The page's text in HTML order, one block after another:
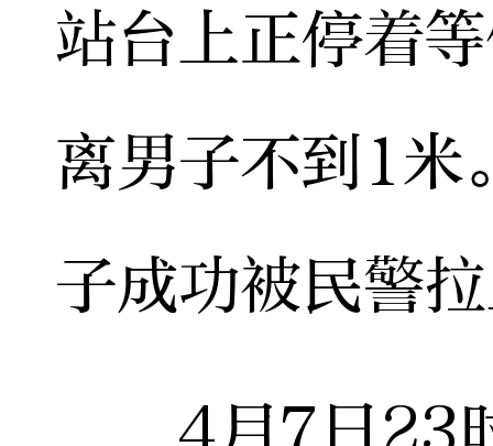
站台上正停着
离男子不到1米
子成功被民警
4月7日23时